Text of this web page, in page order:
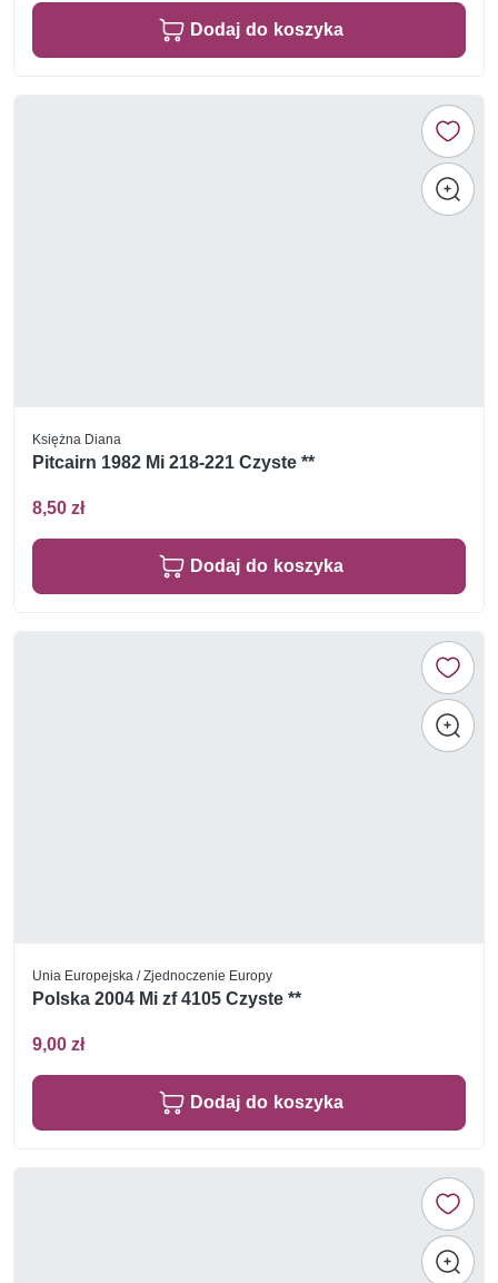
Dodaj do koszyka
Księżna Diana
Pitcairn 1982 Mi 218-221 Czyste **
8,50 zł
Dodaj do koszyka
Unia Europejska / Zjednoczenie Europy
Polska 2004 Mi zf 4105 Czyste **
9,00 zł
Dodaj do koszyka